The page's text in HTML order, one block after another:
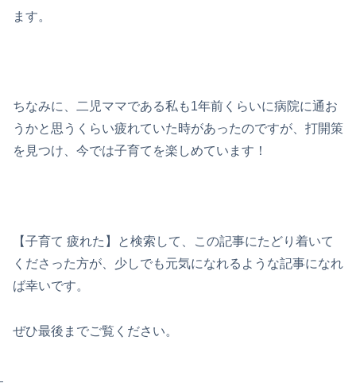
ます。
ちなみに、二児ママである私も1年前くらいに病院に通お
うかと思うくらい疲れていた時があったのですが、打開策
を見つけ、今では子育てを楽しめています！
【子育て 疲れた】と検索して、この記事にたどり着いて
くださった方が、少しでも元気になれるような記事になれ
ば幸いです。
ぜひ最後までご覧ください。